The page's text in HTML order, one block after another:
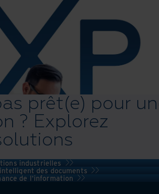
prêt(e) pour
? Explorez
industrielles
des documents
de l'information